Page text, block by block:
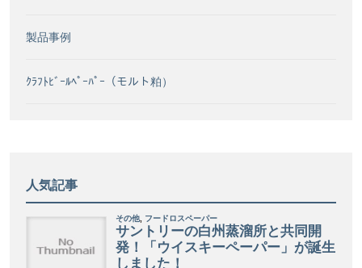
製品事例
ｸﾗﾌﾄﾋﾞｰﾙﾍﾟｰﾊﾟｰ（モルト粕）
人気記事